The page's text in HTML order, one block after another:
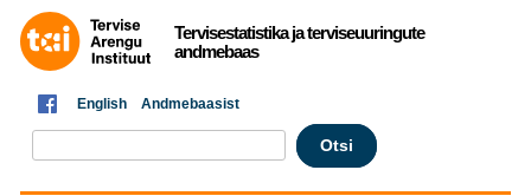
Tervisestatistika ja terviseuuringute
andmebaas
English Andmebaasist